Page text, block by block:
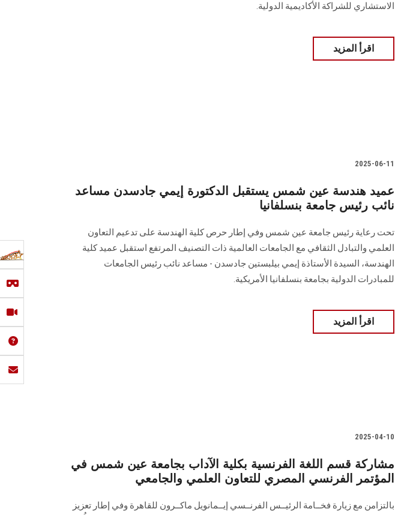
الاستشاري للشراكة الأكاديمية الدولية.
اقرأ المزيد
2025-06-11
عميد هندسة عين شمس يستقبل الدكتورة إيمي جادسدن مساعد
نائب رئيس جامعة بنسلفانيا
تحت رعاية رئيس جامعة عين شمس وفي إطار حرص كلية الهندسة على تدعيم التعاون
العلمي والتبادل الثقافي مع الجامعات العالمية ذات التصنيف المرتفع استقبل عميد كلية
الهندسة، السيدة الأستاذة إيمي بيلبستين جادسدن - مساعد نائب رئيس الجامعات
للمبادرات الدولية بجامعة بنسلفانيا الأمريكية.
اقرأ المزيد
2025-04-10
مشاركة قسم اللغة الفرنسية بكلية الآداب بجامعة عين شمس في
المؤتمر الفرنسي المصري للتعاون العلمي والجامعي
بالتزامن مع زيارة فخــامة الرئيــس الفرنــسي إيــمانويل ماكــرون للقاهرة وفي إطار تعزيز